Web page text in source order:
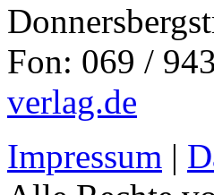
Fon: 069 /
verlag.de
Impressum |